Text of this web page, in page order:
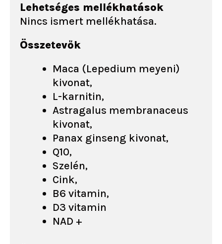
Lehetséges mellékhatások
Nincs ismert mellékhatása.
Összetevők
Maca (Lepedium meyeni)
kivonat,
L-karnitin,
Astragalus membranaceus
kivonat,
Panax ginseng kivonat,
Q10,
Szelén,
Cink,
B6 vitamin,
D3 vitamin
NAD +